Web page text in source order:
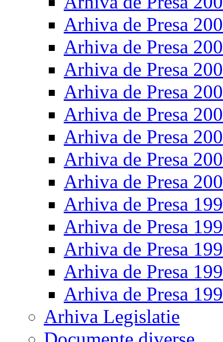
Arhiva de Presa
Arhiva de Presa
Arhiva de Presa
Arhiva de Presa
Arhiva de Presa
Arhiva de Presa
Arhiva de Presa
Arhiva de Presa
Arhiva de Presa
Arhiva de Presa
Arhiva de Presa
Arhiva de Presa
Arhiva de Presa
Arhiva Legislatie